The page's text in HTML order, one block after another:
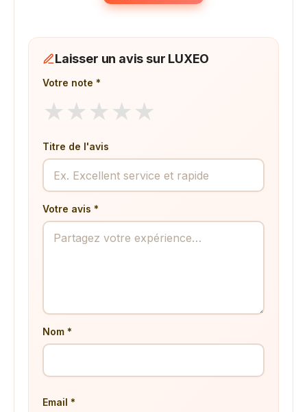
Laisser un avis sur LUXEO
Votre note *
★ ★ ★ ★ ★
Titre de l'avis
Votre avis *
Nom *
Email *